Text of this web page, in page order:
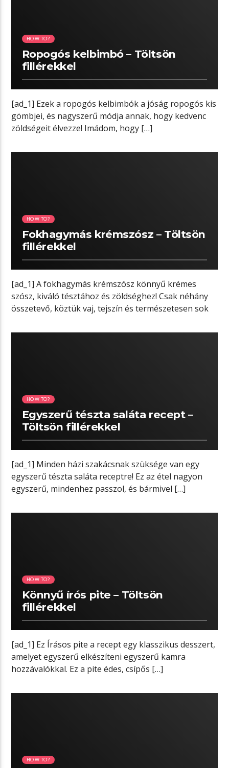
HOW TO?
Ropogós kelbimbó – Töltsön
fillérekkel
[ad_1] Ezek a ropogós kelbimbók a jóság ropogós kis
gömbjei, és nagyszerű módja annak, hogy kedvenc
zöldségeit élvezze! Imádom, hogy […]
HOW TO?
Fokhagymás krémszósz – Töltsön
fillérekkel
[ad_1] A fokhagymás krémszósz könnyű krémes
szósz, kiváló tésztához és zöldséghez! Csak néhány
összetevő, köztük vaj, tejszín és természetesen sok
HOW TO?
Egyszerű tészta saláta recept –
Töltsön fillérekkel
[ad_1] Minden házi szakácsnak szüksége van egy
egyszerű tészta saláta receptre! Ez az étel nagyon
egyszerű, mindenhez passzol, és bármivel […]
HOW TO?
Könnyű írós pite – Töltsön
fillérekkel
[ad_1] Ez Írásos pite a recept egy klasszikus desszert,
amelyet egyszerű elkészíteni egyszerű kamra
hozzávalókkal. Ez a pite édes, csípős […]
HOW TO?